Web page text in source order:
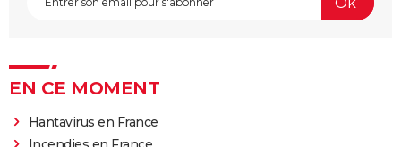
EN CE MOMENT
Hantavirus en France